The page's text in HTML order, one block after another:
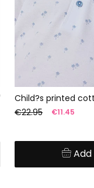
Child?s printed
€22.95
€11.45